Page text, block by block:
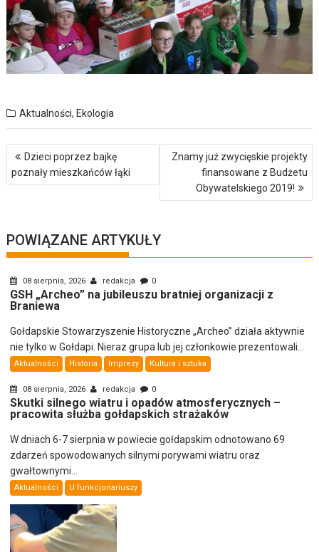
Aktualności, Ekologia
Nawigacja
wpisu
Dzieci poprzez bajkę
poznały mieszkańców łąki
Znamy już zwycięskie projekty
finansowane z Budżetu
Obywatelskiego 2019!
POWIĄZANE ARTYKUŁY
08 sierpnia, 2026 redakcja 0
GSH „Archeo” na jubileuszu bratniej organizacji z
Braniewa
Gołdapskie Stowarzyszenie Historyczne „Archeo” działa aktywnie
nie tylko w Gołdapi. Nieraz grupa lub jej członkowie prezentowali...
Aktualności Historia Imprezy Kultura i sztuka
08 sierpnia, 2026 redakcja 0
Skutki silnego wiatru i opadów atmosferycznych –
pracowita służba gołdapskich strażaków
W dniach 6-7 sierpnia w powiecie gołdapskim odnotowano 69
zdarzeń spowodowanych silnymi porywami wiatru oraz
gwałtownymi...
Aktualności U funkcjonariuszy